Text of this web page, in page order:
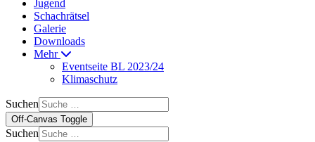
Jugend
Schachrätsel
Galerie
Downloads
Mehr
Eventseite BL 2023/24
Klimaschutz
Suchen
Off-Canvas Toggle
Suchen